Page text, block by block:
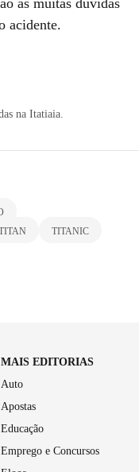
acidente.
na Itatiaia.
TITANIC
MAIS EDITORIAS
Auto
Apostas
Educação
Emprego e Concursos